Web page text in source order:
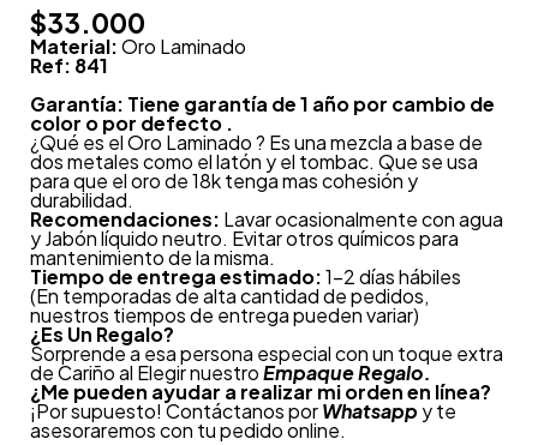
$33.000
Material:Oro Laminado
Ref: 841
Garantía: Tiene garantía de 1 año por cambio de
color o por defecto .
¿Qué es el Oro Laminado ? Es una mezcla a base de
dos metales como el latón y el tombac. Que se usa
para que el oro de 18k tenga mas cohesión y
durabilidad.
Recomendaciones: Lavar ocasionalmente con agua
y Jabón líquido neutro. Evitar otros químicos para
mantenimiento de la misma.
Tiempo de entrega estimado:1-2 días hábiles
(En temporadas de alta cantidad de pedidos,
nuestros tiempos de entrega pueden variar)
¿Es Un Regalo?
Sorprende a esa persona especial con un toque extra
de Cariño al Elegir nuestroEmpaque Regalo.
¿Me pueden ayudar a realizar mi orden en línea?
¡Por supuesto! Contáctanos porWhatsapp y te
asesoraremos con tu pedido online.